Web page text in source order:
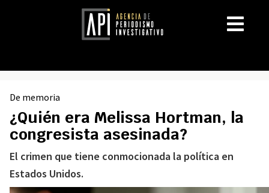
De memoria
¿Quién era Melissa Hortman, la
congresista asesinada?
El crimen que tiene conmocionada la política en
Estados Unidos.